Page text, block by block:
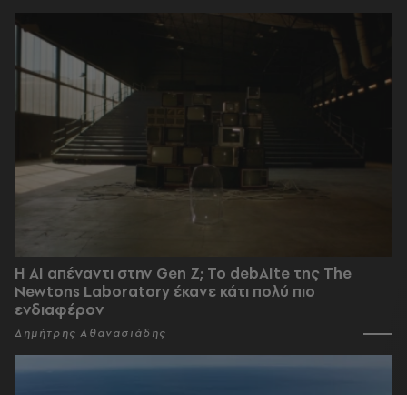
Η AI απέναντι στην Gen Z; Το debAIte της The
Newtons Laboratory έκανε κάτι πολύ πιο
ενδιαφέρον
Δημήτρης Αθανασιάδης